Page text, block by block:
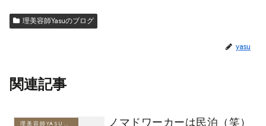
理美容師Yasuのブログ
yasu
関連記事
理美容師YASUのブログ ノマドワーカーは民泊（笑）